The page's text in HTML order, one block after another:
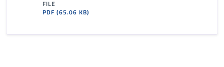
FILE
PDF(65.06 KB)